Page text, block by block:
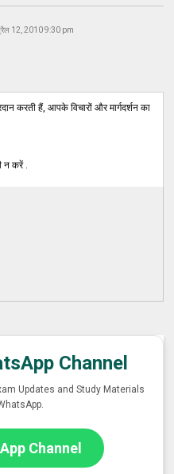
12, 2010 9:30 pm
करती हैं, आपके विचारों और मार्गदर्शन का
न करें .
Channel
Updates and Study Materials
Channel